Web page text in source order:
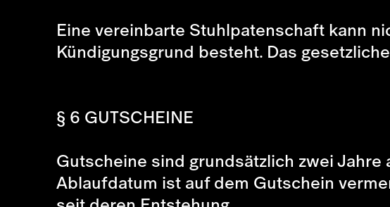
Eine vereinbarte Stuhlpatenschaft kann
Kündigungsgrund besteht. Das
§ 6 GUTSCHEINE
Gutscheine sind grundsätzlich zwei
Ablaufdatum ist auf dem Gutschein